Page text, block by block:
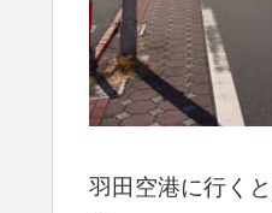
羽田空港に行く